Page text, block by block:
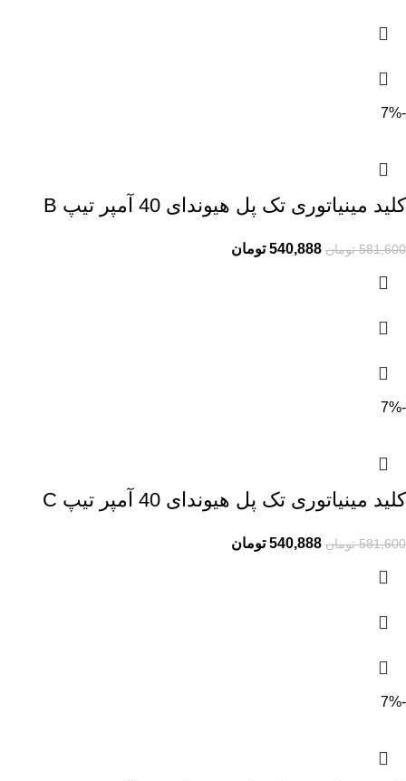
-7%
کلید مینیاتوری تک پل هیوندای 40 آمپر تیپ B
581,600 تومان 540,888 تومان
-7%
کلید مینیاتوری تک پل هیوندای 40 آمپر تیپ C
581,600 تومان 540,888 تومان
-7%